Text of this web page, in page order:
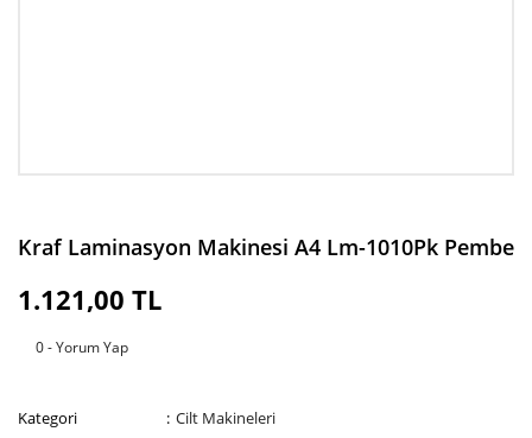
Kraf Laminasyon Makinesi A4 Lm-1010Pk Pembe
1.121,00 TL
0 - Yorum Yap
Kategori
Cilt Makineleri